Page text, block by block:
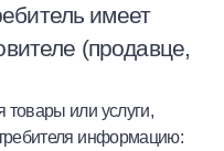
имеет
(продавце,
или услуги,
информацию: